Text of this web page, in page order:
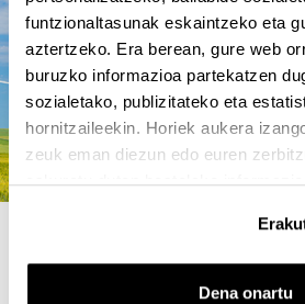
funtzionaltasunak eskaintzeko eta
aztertzeko. Era berean, gure web
buruzko informazioa partekatzen
sozialetako, publizitateko eta
hornitzaileekin. Horiek aukera
zeuk eman diezun edo euren
eskuratu duten bestelako
Dena onartu
4 ARRAZOI TITULU